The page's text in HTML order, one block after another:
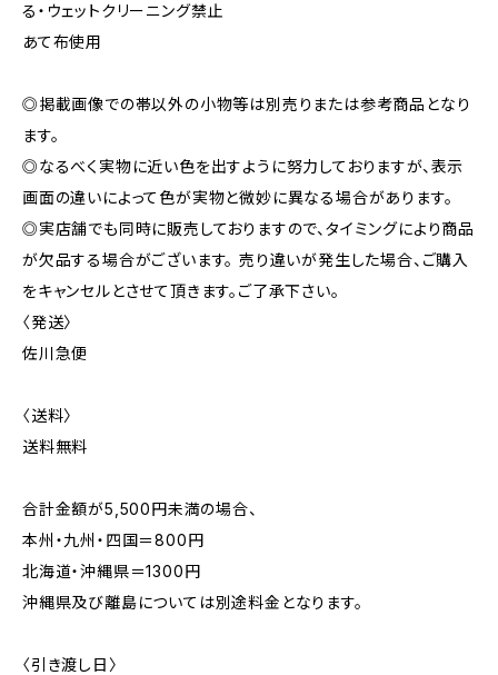
る・ウェットクリーニング禁止
あて布使用
◎掲載画像での帯以外の小物等は別売りまたは参考商品となり
ます。
◎なるべく実物に近い色を出すように努力しておりますが、表示
画面の違いによって色が実物と微妙に異なる場合があります。
◎実店舗でも同時に販売しておりますので、タイミングにより商品
が欠品する場合がございます。 売り違いが発生した場合、ご購入
をキャンセルとさせて頂きます。ご了承下さい。
〈発送〉
佐川急便
〈送料〉
送料無料
合計金額が5,500円未満の場合、
本州・九州・四国＝800円
北海道・沖縄県＝1300円
沖縄県及び離島については別途料金となります。
〈引き渡し日〉